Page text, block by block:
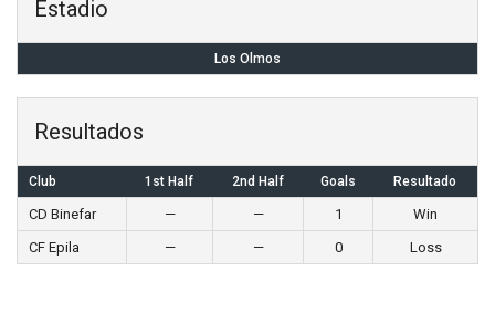
Estadio
Los Olmos
Resultados
Club 1st Half 2nd Half Goals Resultado
CD Binefar — — 1
Win
CF Epila
— — 0 Loss